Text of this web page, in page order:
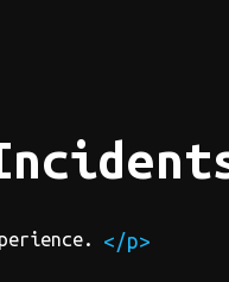
</p>